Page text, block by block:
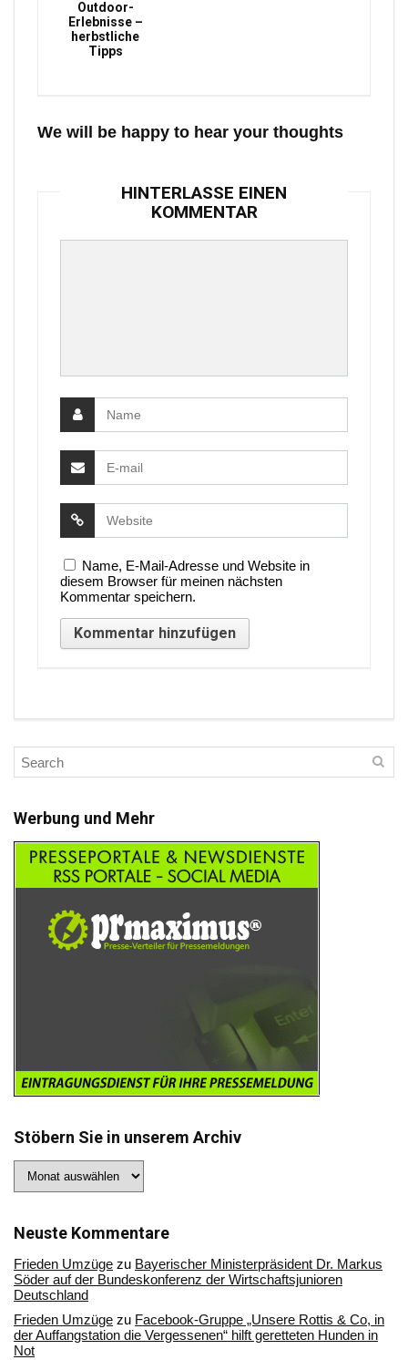
Outdoor-
Erlebnisse –
herbstliche
Tipps
We will be happy to hear your thoughts
HINTERLASSE EINEN
KOMMENTAR
Name, E-Mail-Adresse und Website in
diesem Browser für meinen nächsten
Kommentar speichern.
Werbung und Mehr
Stöbern Sie in unserem Archiv
Sie
Archiv
Neuste Kommentare
Frieden Umzüge zu Bayerischer Ministerpräsident Dr. Markus
Söder auf der Bundeskonferenz der Wirtschaftsjunioren
Deutschland
Frieden Umzüge zu Facebook-Gruppe „Unsere Rottis & Co, in
der Auffangstation die Vergessenen“ hilft geretteten Hunden in
Not